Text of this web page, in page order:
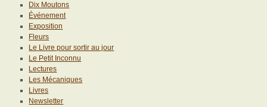
Dix Moutons
Événement
Exposition
Fleurs
Le Livre pour sortir au jour
Le Petit Inconnu
Lectures
Les Mécaniques
Livres
Newsletter